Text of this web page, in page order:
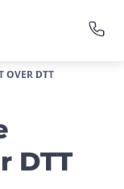
OVER DTT
DTT